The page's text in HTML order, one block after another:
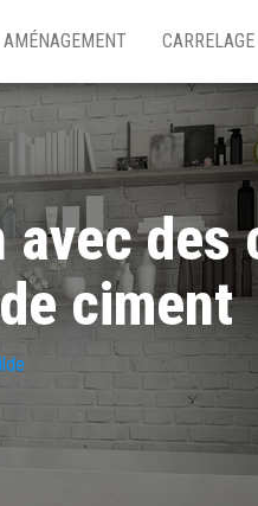
AMÉNAGEMENT CARRELAGE
des
ciment